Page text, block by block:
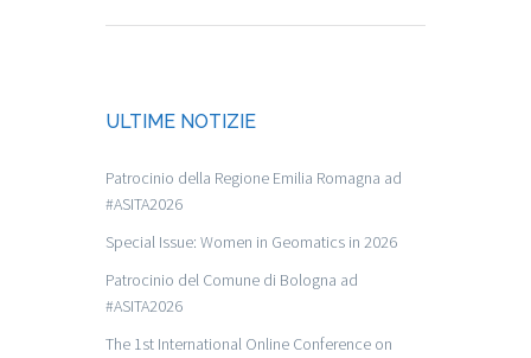
ULTIME NOTIZIE
Patrocinio della Regione Emilia Romagna ad
#ASITA2026
Special Issue: Women in Geomatics in 2026
Patrocinio del Comune di Bologna ad
#ASITA2026
The 1st International Online Conference on